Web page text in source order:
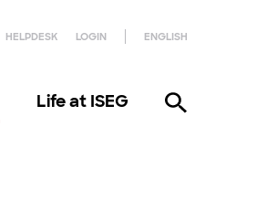
HELPDESK LOGIN ENGLISH
Life at ISEG